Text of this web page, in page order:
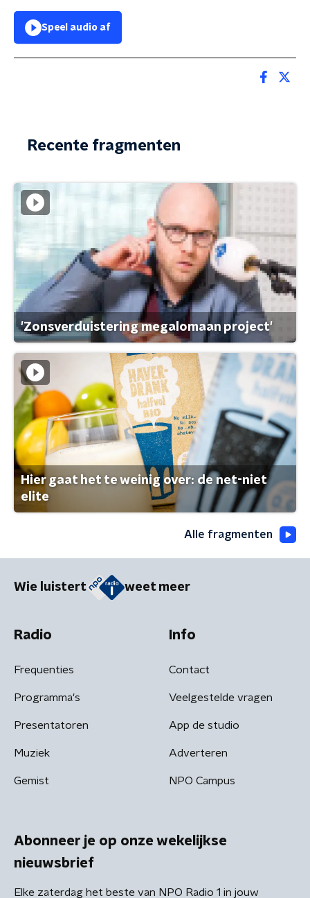
Speel audio af
Recente fragmenten
'Zonsverduistering megalomaan project'
Hier gaat het te weinig over: de net-niet
elite
Alle fragmenten
Wie luistert weet meer
Radio
Frequenties
Programma's
Presentatoren
Muziek
Gemist
Info
Contact
Veelgestelde vragen
App de studio
Adverteren
NPO Campus
Abonneer je op onze wekelijkse
nieuwsbrief
Elke zaterdag het beste van NPO Radio 1 in jouw